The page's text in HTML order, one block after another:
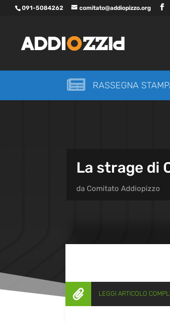
091-5084262 comitato@addiopizzo.org
 RASSEGNA
La strage di
da Comitato Addiopizzo
 LEGGI ARTICOLO